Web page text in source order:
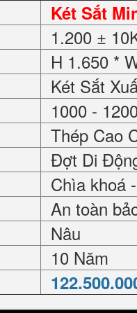
Két Sắt
1.200 ±
H 1.650 *
Két Sắt
1000 -
Thép Cao
Đợt Di
Chìa khoá
An toàn
Nâu
10 Năm